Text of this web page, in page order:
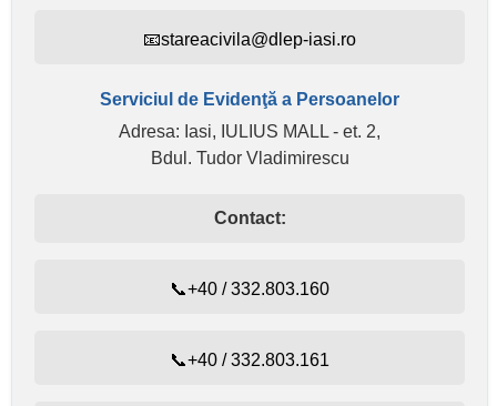
📧stareacivila@dlep-iasi.ro
Serviciul de Evidenţă a Persoanelor
Adresa: Iasi, IULIUS MALL - et. 2,
Bdul. Tudor Vladimirescu
Contact:
📞+40 / 332.803.160
📞+40 / 332.803.161